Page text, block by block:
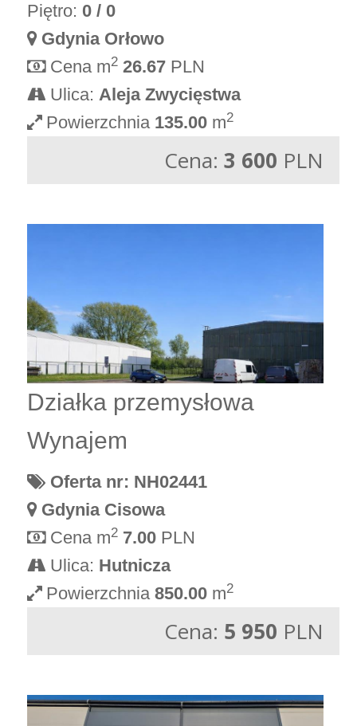
Piętro: 0 / 0
Gdynia Orłowo
Cena m2 26.67 PLN
Ulica:Aleja Zwycięstwa
Powierzchnia 135.00 m2
Cena: 3 600 PLN
Działka przemysłowa
Wynajem
Oferta nr: NH02441
Gdynia Cisowa
Cena m2 7.00 PLN
Ulica: Hutnicza
Powierzchnia850.00 m2
Cena: 5 950 PLN